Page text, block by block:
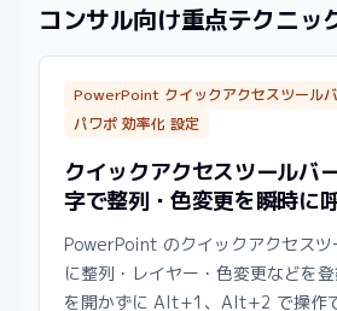
コンサル向け重点テクニッ
PowerPoint クイックアクセスツール
パワポ 効率化 設定
クイックアクセスツールバ
字で整列・色変更を瞬時に
PowerPoint のクイックアクセスツ
に整列・レイヤー・色変更などを
を開かずに Alt+1、Alt+2 で操作